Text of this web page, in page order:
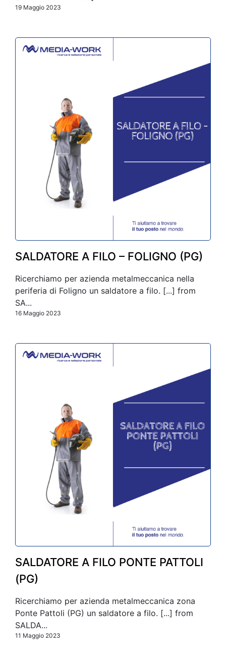
19 Maggio 2023
SALDATORE A FILO – FOLIGNO (PG)
Ricerchiamo per azienda metalmeccanica nella
periferia di Foligno un saldatore a filo. [...] from
SA...
16 Maggio 2023
SALDATORE A FILO PONTE PATTOLI
(PG)
Ricerchiamo per azienda metalmeccanica zona
Ponte Pattoli (PG) un saldatore a filo. [...] from
SALDA...
11 Maggio 2023